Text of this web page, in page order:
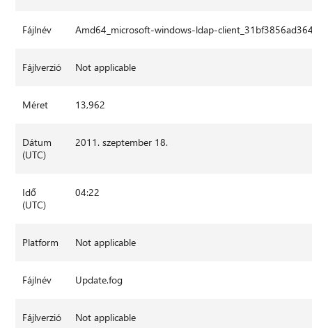
Fájlnév Amd64_microsoft-windows-ldap-
Fájlverzió Not applicable
Méret 13,962
Dátum
(UTC)
2011. szeptember 18.
Idő
(UTC)
04:22
Platform Not applicable
Fájlnév Update.fog
Fájlverzió Not applicable